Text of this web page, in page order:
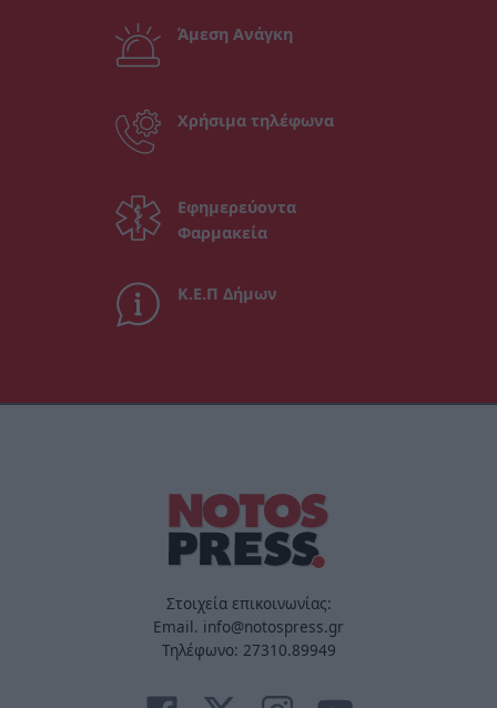
Άμεση Ανάγκη
Χρήσιμα τηλέφωνα
Εφημερεύοντα
Φαρμακεία
Κ.Ε.Π Δήμων
Στοιχεία επικοινωνίας:
Email. info@notospress.gr
Τηλέφωνο: 27310.89949